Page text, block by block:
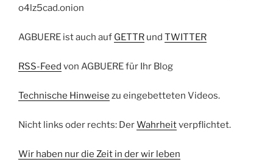
o4lz5cad.onion
AGBUERE ist auch auf GETTR und TWITTER
RSS-Feed von AGBUERE für Ihr Blog
Technische Hinweise zu eingebetteten Videos.
Nicht links oder rechts: DerWahrheitverpflichtet.
Wir haben nur die Zeit in der wir leben